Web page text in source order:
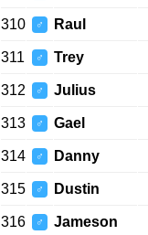
310 ♂ Raul
311 ♂ Trey
312 ♂ Julius
313 ♂ Gael
314 ♂ Danny
315 ♂ Dustin
316 ♂ Jameson